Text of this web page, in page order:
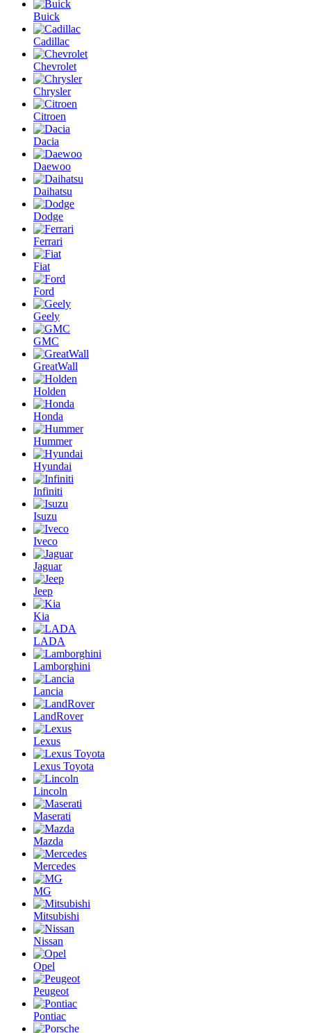
Buick
Cadillac
Chevrolet
Chrysler
Citroen
Dacia
Daewoo
Daihatsu
Dodge
Ferrari
Fiat
Ford
Geely
GMC
GreatWall
Holden
Honda
Hummer
Hyundai
Infiniti
Isuzu
Iveco
Jaguar
Jeep
Kia
LADA
Lamborghini
Lancia
LandRover
Lexus
Lexus Toyota
Lincoln
Maserati
Mazda
Mercedes
MG
Mitsubishi
Nissan
Opel
Peugeot
Pontiac